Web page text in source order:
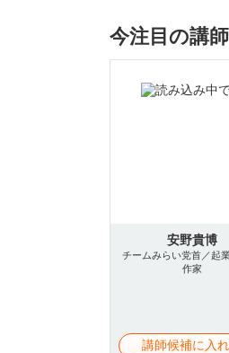
今注目の講師
安野貴博
チームみらい党首／起
作家
講師候補に入